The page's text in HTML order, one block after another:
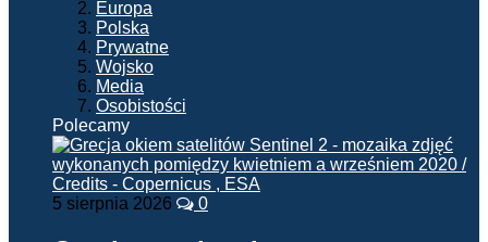
Europa
Polska
Prywatne
Wojsko
Media
Osobistości
Polecamy
5 sierpnia 2026 0